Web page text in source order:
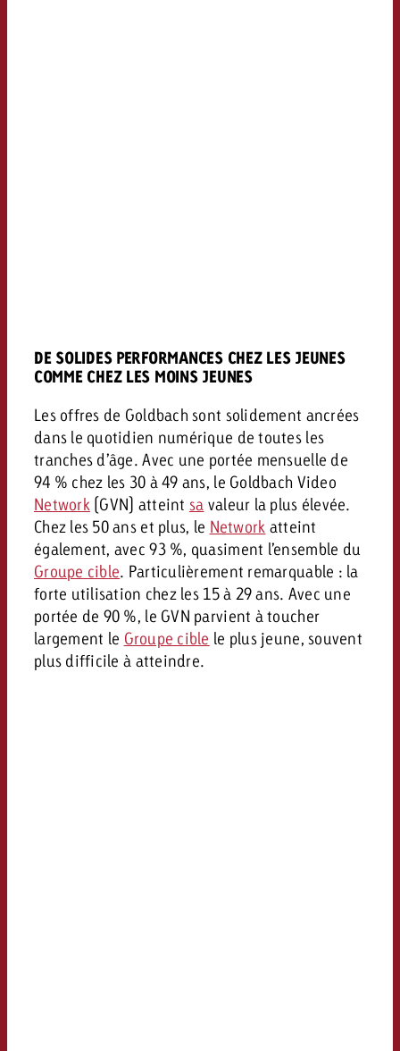
DE SOLIDES PERFORMANCES CHEZ LES JEUNES
COMME CHEZ LES MOINS JEUNES
Les offres de Goldbach sont solidement ancrées
dans le quotidien numérique de toutes les
tranches d’âge. Avec une portée mensuelle de
94 % chez les 30 à 49 ans, le Goldbach Video
Network (GVN) atteint sa valeur la plus élevée.
Chez les 50 ans et plus, le Network atteint
également, avec 93 %, quasiment l’ensemble du
Groupe cible. Particulièrement remarquable : la
forte utilisation chez les 15 à 29 ans. Avec une
portée de 90 %, le GVN parvient à toucher
largement le Groupe cible le plus jeune, souvent
plus difficile à atteindre.